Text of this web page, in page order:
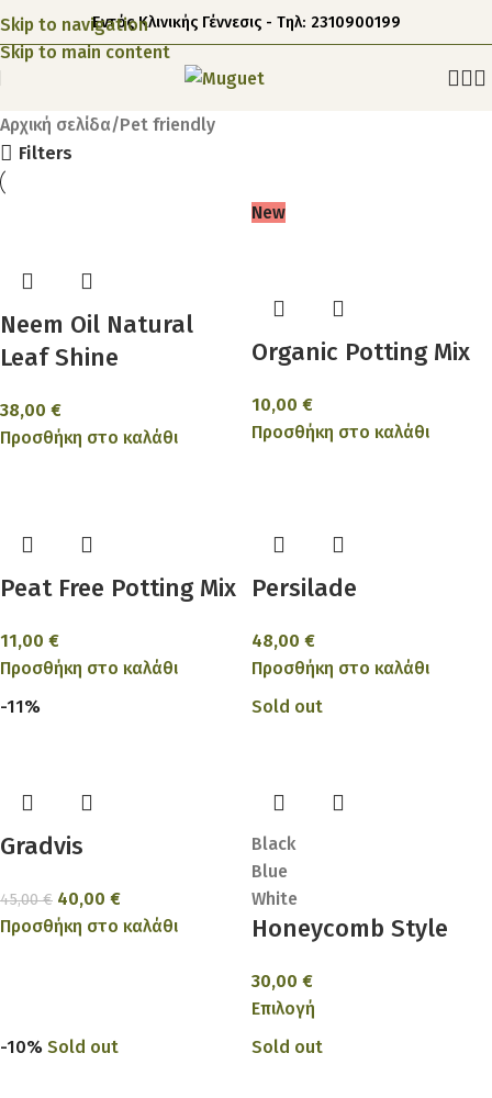
Skip to navigation
Skip to main content
Εντός Κλινικής Γέννεσις - Τηλ: 2310900199
Αρχική σελίδα Pet friendly
Filters
Neem Oil Natural
Leaf Shine
38,00 €
Προσθήκη στο καλάθι
New
Organic Potting Mix
10,00 €
Προσθήκη στο καλάθι
Peat Free Potting Mix
11,00 €
Προσθήκη στο καλάθι
Persilade
48,00 €
Προσθήκη στο καλάθι
-11%
Gradvis
45,00€ 40,00 €
Προσθήκη στο καλάθι
Sold out
Black
Blue
White
Honeycomb Style
30,00 €
Επιλογή
-10% Sold out Sold out